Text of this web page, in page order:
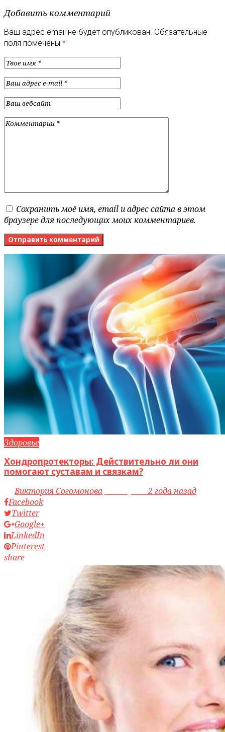
Добавить комментарий
Ваш адрес email не будет опубликован. Обязательные
поля помечены *
Сохранить моё имя, email и адрес сайта в этом
браузере для последующих моих комментариев.
Здоровье
Хондропротекторы: Действительно ли они
помогают суставам и связкам?
byВиктория Согомонова access_time2 года назад
Facebook
Twitter
Google+
LinkedIn
Pinterest
share